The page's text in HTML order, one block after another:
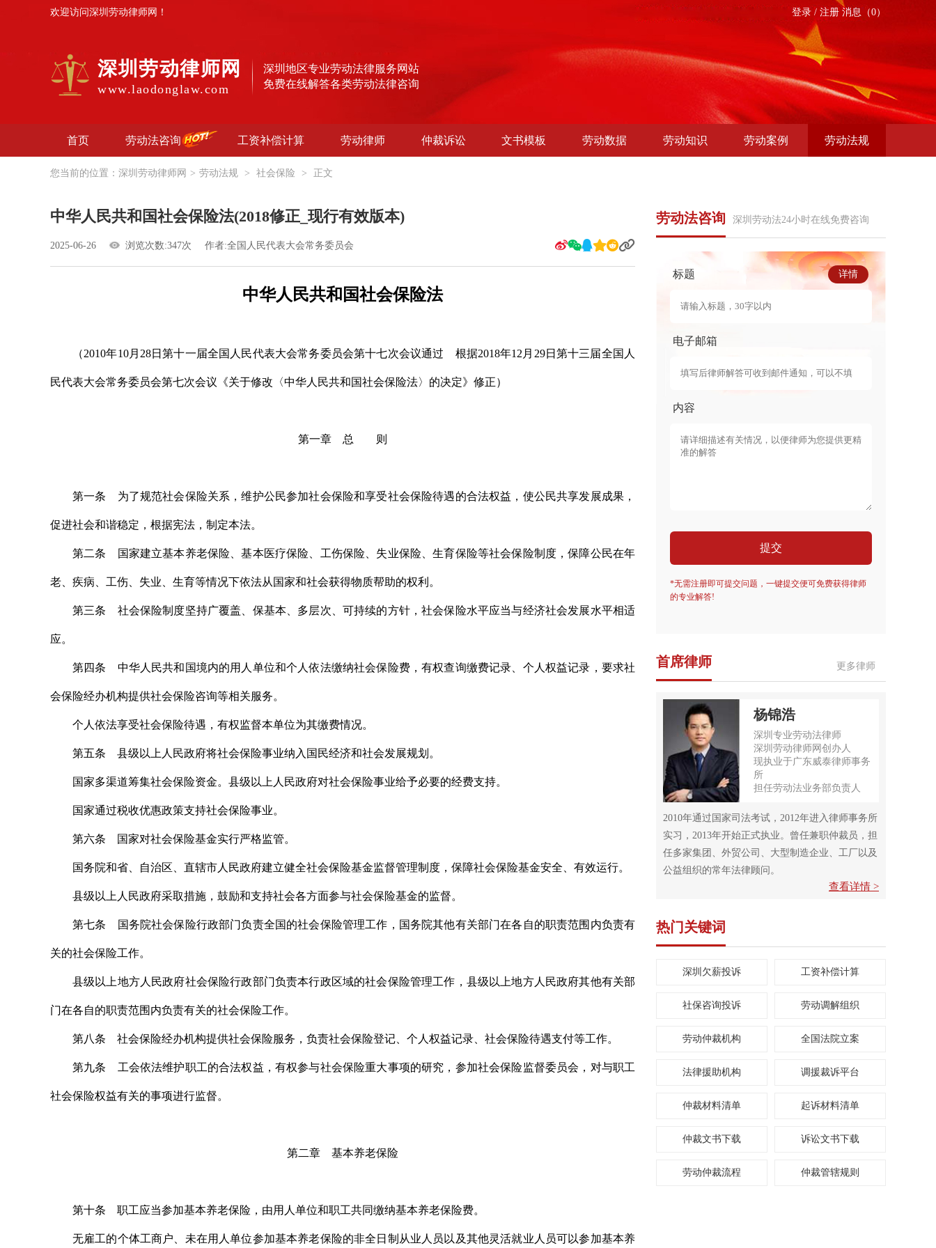
欢迎访问深圳劳动律师网！ 登录 / 注册 消息（0）
深圳劳动律师网
www.laodonglaw.com
深圳地区专业劳动法律服务网站
免费在线解答各类劳动法律咨询
首页 劳动法咨询 工资补偿计算 劳动律师 仲裁诉讼 文书模板 劳动数据 劳动知识 劳动案例 劳动法规
您当前的位置： 深圳劳动律师网 > 劳动法规 > 社会保险 > 正文
中华人民共和国社会保险法(2018修正_现行有效版本)
2025-06-26 浏览次数:347次 作者:全国人民代表大会常务委员会
中华人民共和国社会保险法
（2010年10月28日第十一届全国人民代表大会常务委员会第十七次会议通过 根据2018年12月29日第十三届全国人
民代表大会常务委员会第七次会议《关于修改〈中华人民共和国社会保险法〉的决定》修正）
第一章 总 则
第一条 为了规范社会保险关系，维护公民参加社会保险和享受社会保险待遇的合法权益，使公民共享发展成果，
促进社会和谐稳定，根据宪法，制定本法。
第二条 国家建立基本养老保险、基本医疗保险、工伤保险、失业保险、生育保险等社会保险制度，保障公民在年
老、疾病、工伤、失业、生育等情况下依法从国家和社会获得物质帮助的权利。
第三条 社会保险制度坚持广覆盖、保基本、多层次、可持续的方针，社会保险水平应当与经济社会发展水平相适
应。
第四条 中华人民共和国境内的用人单位和个人依法缴纳社会保险费，有权查询缴费记录、个人权益记录，要求社
会保险经办机构提供社会保险咨询等相关服务。
个人依法享受社会保险待遇，有权监督本单位为其缴费情况。
第五条 县级以上人民政府将社会保险事业纳入国民经济和社会发展规划。
国家多渠道筹集社会保险资金。县级以上人民政府对社会保险事业给予必要的经费支持。
国家通过税收优惠政策支持社会保险事业。
第六条 国家对社会保险基金实行严格监管。
国务院和省、自治区、直辖市人民政府建立健全社会保险基金监督管理制度，保障社会保险基金安全、有效运行。
县级以上人民政府采取措施，鼓励和支持社会各方面参与社会保险基金的监督。
第七条 国务院社会保险行政部门负责全国的社会保险管理工作，国务院其他有关部门在各自的职责范围内负责有
关的社会保险工作。
县级以上地方人民政府社会保险行政部门负责本行政区域的社会保险管理工作，县级以上地方人民政府其他有关部
门在各自的职责范围内负责有关的社会保险工作。
第八条 社会保险经办机构提供社会保险服务，负责社会保险登记、个人权益记录、社会保险待遇支付等工作。
第九条 工会依法维护职工的合法权益，有权参与社会保险重大事项的研究，参加社会保险监督委员会，对与职工
社会保险权益有关的事项进行监督。
第二章 基本养老保险
第十条 职工应当参加基本养老保险，由用人单位和职工共同缴纳基本养老保险费。
无雇工的个体工商户、未在用人单位参加基本养老保险的非全日制从业人员以及其他灵活就业人员可以参加基本养
劳动法咨询 深圳劳动法24小时在线免费咨询
详情
标题
电子邮箱
内容
提交
*无需注册即可提交问题，一键提交便可免费获得律师
的专业解答!
首席律师 更多律师
杨锦浩
深圳专业劳动法律师
深圳劳动律师网创办人
现执业于广东威泰律师事务
所
担任劳动法业务部负责人
2010年通过国家司法考试，2012年进入律师事务所
实习，2013年开始正式执业。曾任兼职仲裁员，担
任多家集团、外贸公司、大型制造企业、工厂以及
公益组织的常年法律顾问。
查看详情 >
热门关键词
深圳欠薪投诉 工资补偿计算
社保咨询投诉 劳动调解组织
劳动仲裁机构 全国法院立案
法律援助机构 调援裁诉平台
仲裁材料清单 起诉材料清单
仲裁文书下载 诉讼文书下载
劳动仲裁流程 仲裁管辖规则